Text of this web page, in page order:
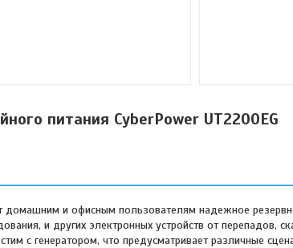
питания CyberPower UT2200EG
домашним и офисным пользователям надежное
и других электронных устройств от перепадов,
с генератором, что предусматривает различные